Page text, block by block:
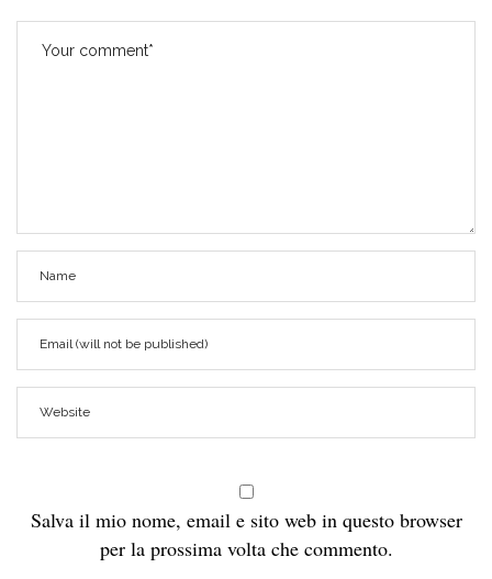
Salva il mio nome, email e sito web in questo browser
per la prossima volta che commento.